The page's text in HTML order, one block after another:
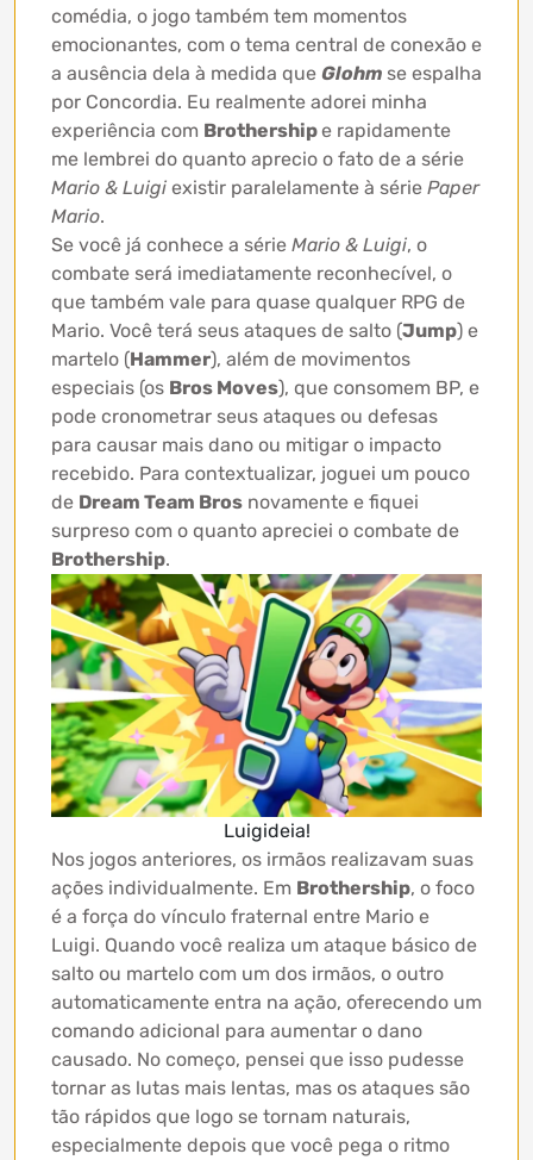
comédia, o jogo também tem momentos
emocionantes, com o tema central de conexão e
a ausência dela à medida que Glohm se espalha
por Concordia. Eu realmente adorei minha
experiência com Brothershipe rapidamente
me lembrei do quanto aprecio o fato de a série
Mario & Luigi existir paralelamente à série Paper
Mario.
Se você já conhece a série Mario & Luigi, o
combate será imediatamente reconhecível, o
que também vale para quase qualquer RPG de
Mario. Você terá seus ataques de salto (Jump) e
martelo (Hammer), além de movimentos
especiais (os Bros Moves), que consomem BP, e
pode cronometrar seus ataques ou defesas
para causar mais dano ou mitigar o impacto
recebido. Para contextualizar, joguei um pouco
de Dream Team Bros novamente e fiquei
surpreso com o quanto apreciei o combate de
Brothership.
Luigideia!
Nos jogos anteriores, os irmãos realizavam suas
ações individualmente. Em Brothership, o foco
é a força do vínculo fraternal entre Mario e
Luigi. Quando você realiza um ataque básico de
salto ou martelo com um dos irmãos, o outro
automaticamente entra na ação, oferecendo um
comando adicional para aumentar o dano
causado. No começo, pensei que isso pudesse
tornar as lutas mais lentas, mas os ataques são
tão rápidos que logo se tornam naturais,
especialmente depois que você pega o ritmo